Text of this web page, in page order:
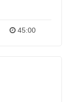
45:00